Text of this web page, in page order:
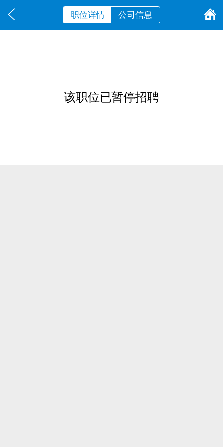
职位详情 公司信息
该职位已暂停招聘